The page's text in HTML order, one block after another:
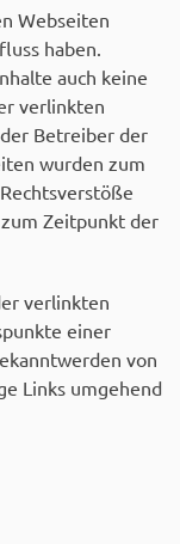
Webseiten
haben.
auch keine
verlinkten
Betreiber der
wurden zum
Zeitpunkt der
verlinkten
einer
von
Links umgehend